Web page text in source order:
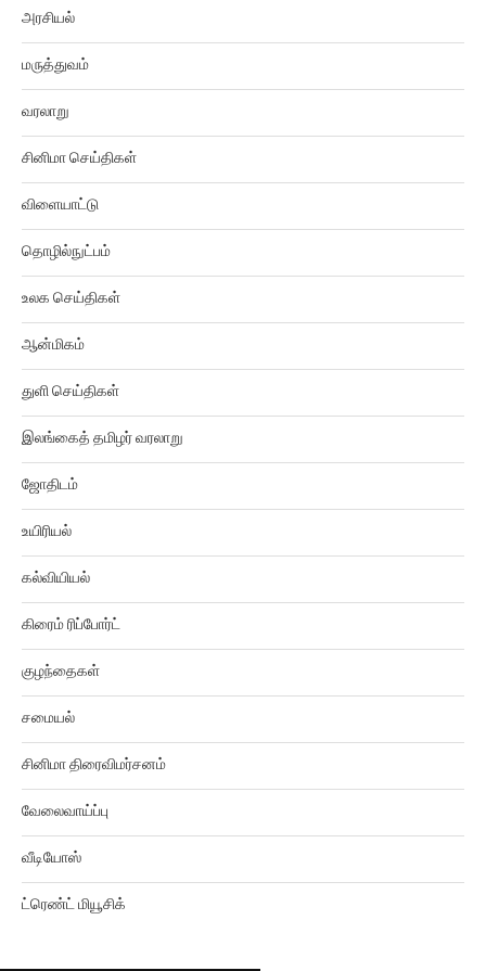
அரசியல்
மருத்துவம்
வரலாறு
சினிமா செய்திகள்
விளையாட்டு
தொழில்நுட்பம்
உலக செய்திகள்
ஆன்மிகம்
துளி செய்திகள்
இலங்கைத் தமிழர் வரலாறு
ஜோதிடம்
உயிரியல்
கல்வியியல்
கிரைம் ரிப்போர்ட்
குழந்தைகள்
சமையல்
சினிமா திரைவிமர்சனம்
வேலைவாய்ப்பு
வீடியோஸ்
ட்ரெண்ட் மியூசிக்